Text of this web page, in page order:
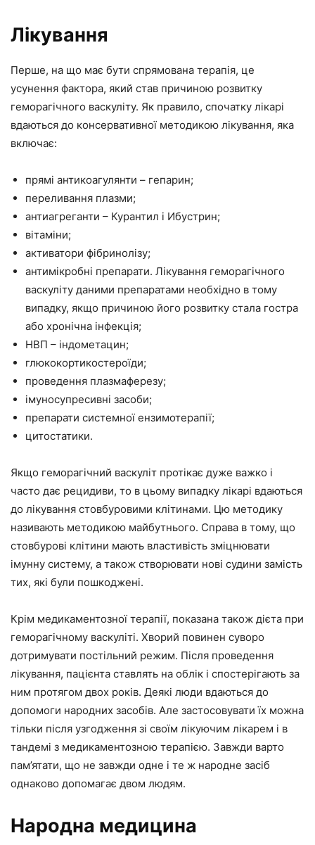
Лікування
Перше, на що має бути спрямована терапія, це
усунення фактора, який став причиною розвитку
геморагічного васкуліту. Як правило, спочатку лікарі
вдаються до консервативної методикою лікування, яка
включає:
прямі антикоагулянти – гепарин;
переливання плазми;
антиагреганти – Курантил і Ибустрин;
вітаміни;
активатори фібринолізу;
антимікробні препарати. Лікування геморагічного
васкуліту даними препаратами необхідно в тому
випадку, якщо причиною його розвитку стала гостра
або хронічна інфекція;
НВП – індометацин;
глюкокортикостероїди;
проведення плазмаферезу;
імуносупресивні засоби;
препарати системної ензимотерапії;
цитостатики.
Якщо геморагічний васкуліт протікає дуже важко і
часто дає рецидиви, то в цьому випадку лікарі вдаються
до лікування стовбуровими клітинами. Цю методику
називають методикою майбутнього. Справа в тому, що
стовбурові клітини мають властивість зміцнювати
імунну систему, а також створювати нові судини замість
тих, які були пошкоджені.
Крім медикаментозної терапії, показана також дієта при
геморагічному васкуліті. Хворий повинен суворо
дотримувати постільний режим. Після проведення
лікування, пацієнта ставлять на облік і спостерігають за
ним протягом двох років. Деякі люди вдаються до
допомоги народних засобів. Але застосовувати їх можна
тільки після узгодження зі своїм лікуючим лікарем і в
тандемі з медикаментозною терапією. Завжди варто
пам’ятати, що не завжди одне і те ж народне засіб
однаково допомагає двом людям.
Народна медицина